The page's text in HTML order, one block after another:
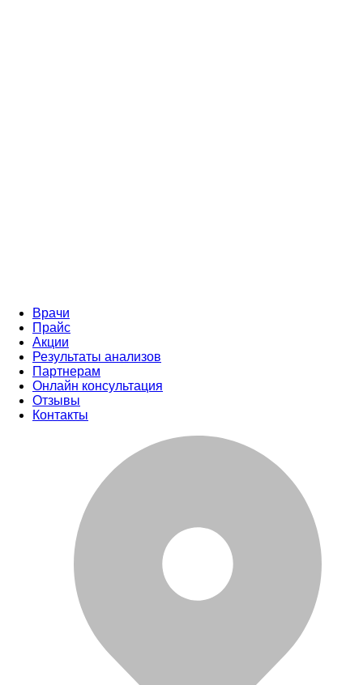
Врачи
Прайс
Акции
Результаты анализов
Партнерам
Онлайн консультация
Отзывы
Контакты